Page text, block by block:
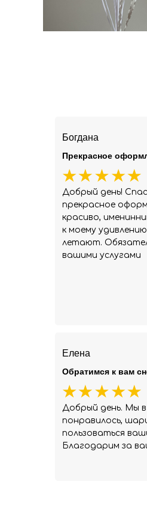
Елена
Добрый день. Мы в
понравилось,
пользоваться
Благодарим за
Обратимся к вам
Богдана
Добрый день!
прекрасное
красиво,
к моему
летают.
вашими услугами
Прекрасное